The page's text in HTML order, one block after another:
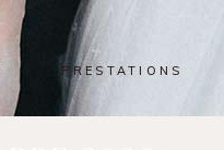
PRESTATIONS